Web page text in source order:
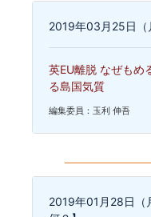
2019年03月25日（
英EU離脱 なぜも
る島国気質
編集委員：玉利 伸吾
2019年01月28日